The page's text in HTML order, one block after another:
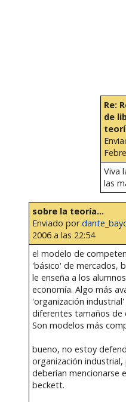
Re:
de
Viva
las
sobre la teoría...
Enviado por
2006 a las 22:54
el modelo de
'básico' de mercados,
le enseña a los
economía. Algo más
'organización
diferentes tamaños de
Son modelos más
bueno, no estoy
organización
deberían mencionarse
beckett.